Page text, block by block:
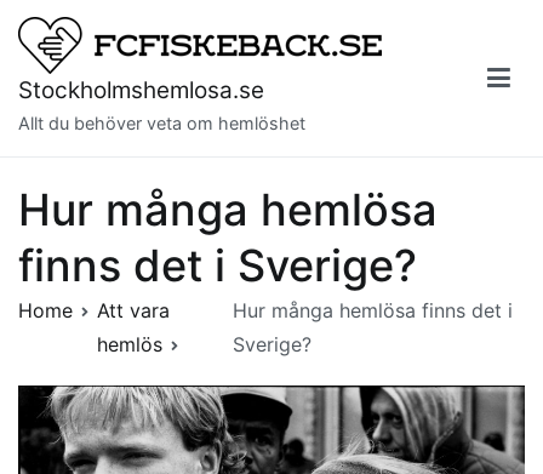
Skip
content
Stockholmshemlosa.se
Allt du behöver veta om hemlöshet
Hur många hemlösa
finns det i Sverige?
Home
Att vara
hemlös
Hur många hemlösa finns det i
Sverige?